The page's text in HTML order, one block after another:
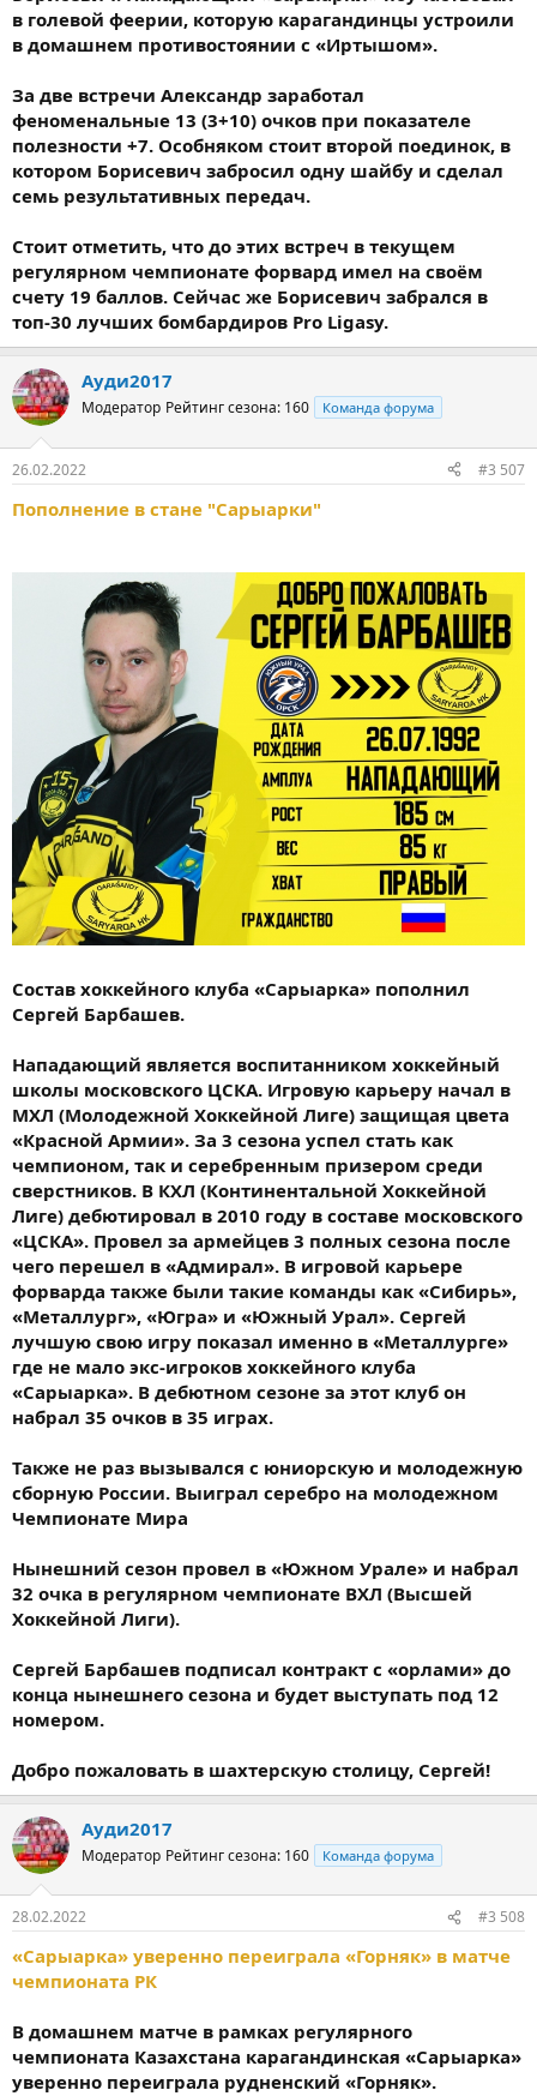
в голевой феерии, которую карагандинцы устроили
в домашнем противостоянии с «Иртышом».
За две встречи Александр заработал
феноменальные 13 (3+10) очков при показателе
полезности +7. Особняком стоит второй поединок, в
котором Борисевич забросил одну шайбу и сделал
семь результативных передач.
Стоит отметить, что до этих встреч в текущем
регулярном чемпионате форвард имел на своём
счету 19 баллов. Сейчас же Борисевич забрался в
топ-30 лучших бомбардиров Pro Ligasy.
Ауди2017
Модератор Рейтинг сезона: 160 Команда форума
26.02.2022 #3 507
Пополнение в стане "Сарыарки"
Состав хоккейного клуба «Сарыарка» пополнил
Сергей Барбашев.
Нападающий является воспитанником хоккейный
школы московского ЦСКА. Игровую карьеру начал в
МХЛ (Молодежной Хоккейной Лиге) защищая цвета
«Красной Армии». За 3 сезона успел стать как
чемпионом, так и серебренным призером среди
сверстников. В КХЛ (Континентальной Хоккейной
Лиге) дебютировал в 2010 году в составе московского
«ЦСКА». Провел за армейцев 3 полных сезона после
чего перешел в «Адмирал». В игровой карьере
форварда также были такие команды как «Сибирь»,
«Металлург», «Югра» и «Южный Урал». Сергей
лучшую свою игру показал именно в «Металлурге»
где не мало экс-игроков хоккейного клуба
«Сарыарка». В дебютном сезоне за этот клуб он
набрал 35 очков в 35 играх.
Также не раз вызывался с юниорскую и молодежную
сборную России. Выиграл серебро на молодежном
Чемпионате Мира
Нынешний сезон провел в «Южном Урале» и набрал
32 очка в регулярном чемпионате ВХЛ (Высшей
Хоккейной Лиги).
Сергей Барбашев подписал контракт с «орлами» до
конца нынешнего сезона и будет выступать под 12
номером.
Добро пожаловать в шахтерскую столицу, Сергей!
Ауди2017
Модератор Рейтинг сезона: 160 Команда форума
28.02.2022 #3 508
«Сарыарка» уверенно переиграла «Горняк» в матче
чемпионата РК
В домашнем матче в рамках регулярного
чемпионата Казахстана карагандинская «Сарыарка»
уверенно переиграла рудненский «Горняк».